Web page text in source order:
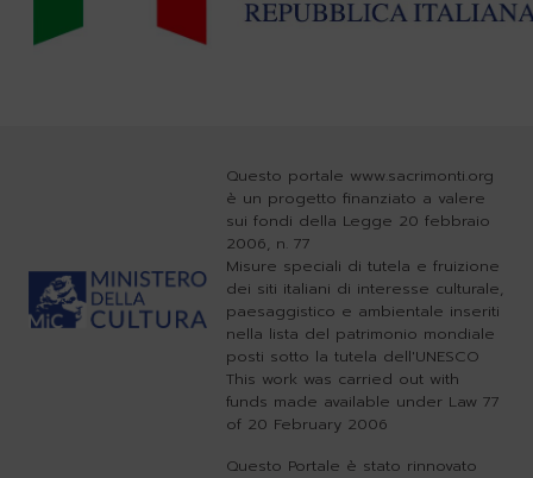
Questo portale www.sacrimonti.org
è un progetto finanziato a valere
sui fondi della Legge 20 febbraio
2006, n. 77
Misure speciali di tutela e fruizione
dei siti italiani di interesse culturale,
paesaggistico e ambientale inseriti
nella lista del patrimonio mondiale
posti sotto la tutela dell'UNESCO
This work was carried out with
funds made available under Law 77
of 20 February 2006
Questo Portale è stato rinnovato